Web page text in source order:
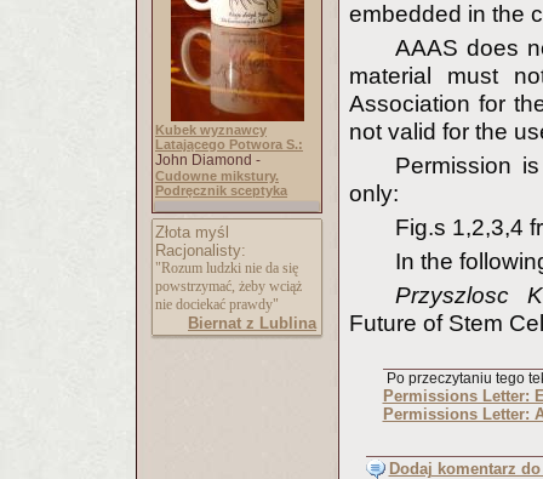
Kubek wyznawcy
Latającego Potwora S.:
John Diamond -
Cudowne mikstury.
Podręcznik sceptyka
Złota myśl
Racjonalisty:
"Rozum ludzki nie da się
powstrzymać, żeby wciąż
nie dociekać prawdy"
Biernat z Lublina
embedded in the
AAAS does
material must
Association for
not valid for the
Permission
only:
Fig.s 1,2,3,4
In the
Przyszlosc
Future of Stem
Po przeczytaniu tego
Permissions Letter:
Permissions Letter:
Dodaj komentarz